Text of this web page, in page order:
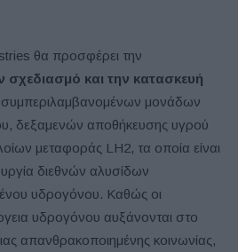
θα προσφέρει την
σχεδιασμό και την κατασκευή
συμπεριλαμβανομένων μονάδων
δεξαμενών αποθήκευσης υγρού
μεταφοράς LH2, τα οποία είναι
διεθνών αλυσίδων
υδρογόνου. Καθώς οι
υδρογόνου αυξάνονται στο
απανθρακοποιημένης κοινωνίας,